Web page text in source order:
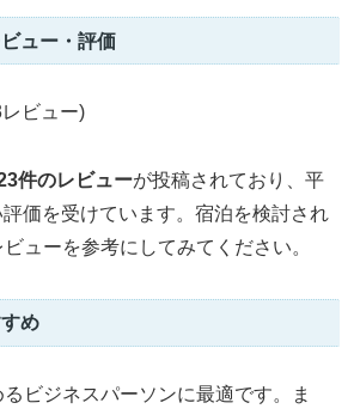
ュー・評価
ビュー)
件のレビューが投稿されており、平
評価を受けています。宿泊を検討され
ューを参考にしてみてください。
め
ビジネスパーソンに最適です。ま